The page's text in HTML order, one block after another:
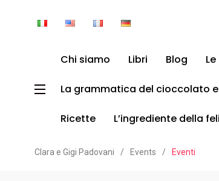
Chi siamo Libri Blog
La grammatica del cioccolato
Ricette L’ingrediente della
Clara e Gigi Padovani / Events / Eventi